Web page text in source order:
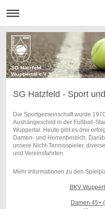
SG Hatzfeld
Wuppertal e.V.
SG Hatzfeld - Sport
Die Sportgemeinschaft wurde
Aushängeschild in der Fußball-
Wuppertal. Heute gibt es drei
Damen- und Herrenbereich.
unsere Nicht-Tennisspieler,
und Vereinsfahrten.
Mehr Informationen zu den
BKV
Damen 45+